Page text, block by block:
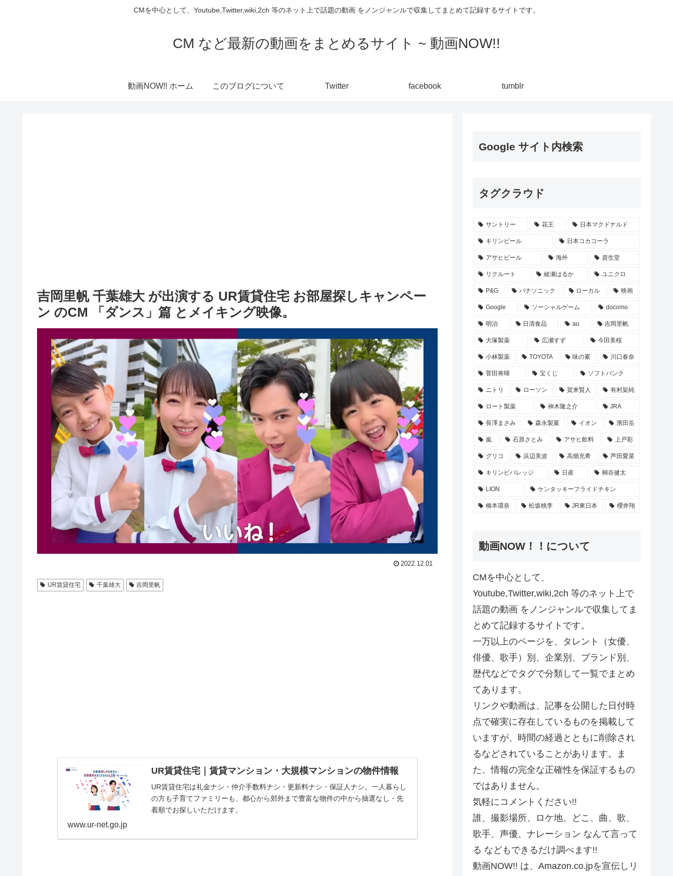
CMを中心として、Youtube,Twitter,wiki,2ch 等のネット上で話題の動画 をノンジャンルで収集してまとめて記録するサイトです。
CM など最新の動画をまとめるサイト ~ 動画NOW!!
動画NOW!! ホーム このブログについて Twitter facebook tumblr
吉岡里帆 千葉雄大 が出演する UR賃貸住宅 お部屋探しキャンペー
ン のCM 「ダンス」篇 とメイキング映像。
2022.12.01
UR賃貸住宅 千葉雄大 吉岡里帆
UR賃貸住宅｜賃貸マンション・大規模マンションの物件情報
UR賃貸住宅は礼金ナシ・仲介手数料ナシ・更新料ナシ・保証人ナシ。一人暮らし
の方も子育てファミリーも、都心から郊外まで豊富な物件の中から抽選なし・先
着順でお探しいただけます。
www.ur-net.go.jp
Google サイト内検索
タグクラウド
サントリー 花王 日本マクドナルド
キリンビール 日本コカコーラ
アサヒビール 海外 資生堂
リクルート 綾瀬はるか ユニクロ
P&G パナソニック ローカル 映画
Google ソーシャルゲーム docomo
明治 日清食品 au 吉岡里帆
大塚製薬 広瀬すず 今田美桜
小林製薬 TOYOTA 味の素 川口春奈
菅田将暉 宝くじ ソフトバンク
ニトリ ローソン 賀来賢人 有村架純
ロート製薬 神木隆之介 JRA
長澤まさみ 森永製菓 イオン 濱田岳
嵐 石原さとみ アサヒ飲料 上戸彩
グリコ 浜辺美波 高畑充希 芦田愛菜
キリンビバレッジ 日産 桐谷健太
LION ケンタッキーフライドチキン
橋本環奈 松坂桃李 JR東日本 櫻井翔
動画NOW！！について
CMを中心として、
Youtube,Twitter,wiki,2ch 等のネット上で
話題の動画 をノンジャンルで収集してま
とめて記録するサイトです。
一万以上のページを、タレント（女優、
俳優、歌手）別、企業別、ブランド別、
歴代などでタグで分類して一覧でまとめ
てあります。
リンクや動画は、記事を公開した日付時
点で確実に存在しているものを掲載して
いますが、時間の経過とともに削除され
るなどされていることがあります。ま
た、情報の完全な正確性を保証するもの
ではありません。
気軽にコメントください!!
誰、撮影場所、ロケ地、どこ、曲、歌、
歌手、声優、ナレーション なんて言って
る などもできるだけ調べます!!
動画NOW!! は、Amazon.co.jpを宣伝しリ